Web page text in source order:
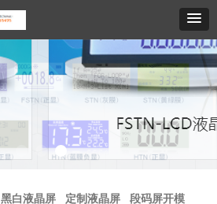
黑白液晶屏 定制液晶屏 段码屏开模